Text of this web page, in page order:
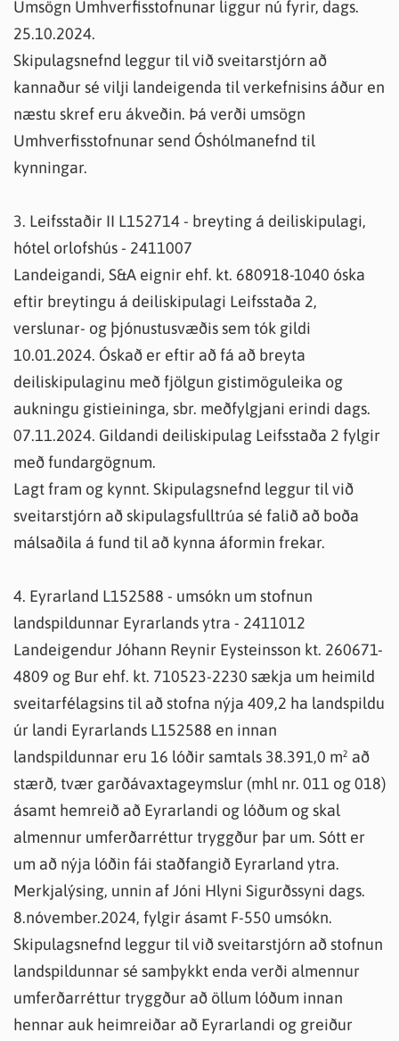
Umsögn Umhverfisstofnunar liggur nú fyrir, dags.
25.10.2024.
Skipulagsnefnd leggur til við sveitarstjórn að
kannaður sé vilji landeigenda til verkefnisins áður en
næstu skref eru ákveðin. Þá verði umsögn
Umhverfisstofnunar send Óshólmanefnd til
kynningar.
3. Leifsstaðir II L152714 - breyting á deiliskipulagi,
hótel orlofshús - 2411007
Landeigandi, S&A eignir ehf. kt. 680918-1040 óska
eftir breytingu á deiliskipulagi Leifsstaða 2,
verslunar- og þjónustusvæðis sem tók gildi
10.01.2024. Óskað er eftir að fá að breyta
deiliskipulaginu með fjölgun gistimöguleika og
aukningu gistieininga, sbr. meðfylgjani erindi dags.
07.11.2024. Gildandi deiliskipulag Leifsstaða 2 fylgir
með fundargögnum.
Lagt fram og kynnt. Skipulagsnefnd leggur til við
sveitarstjórn að skipulagsfulltrúa sé falið að boða
málsaðila á fund til að kynna áformin frekar.
4. Eyrarland L152588 - umsókn um stofnun
landspildunnar Eyrarlands ytra - 2411012
Landeigendur Jóhann Reynir Eysteinsson kt. 260671-
4809 og Bur ehf. kt. 710523-2230 sækja um heimild
sveitarfélagsins til að stofna nýja 409,2 ha landspildu
úr landi Eyrarlands L152588 en innan
landspildunnar eru 16 lóðir samtals 38.391,0 m² að
stærð, tvær garðávaxtageymslur (mhl nr. 011 og 018)
ásamt hemreið að Eyrarlandi og lóðum og skal
almennur umferðarréttur tryggður þar um. Sótt er
um að nýja lóðin fái staðfangið Eyrarland ytra.
Merkjalýsing, unnin af Jóni Hlyni Sigurðssyni dags.
8.nóvember.2024, fylgir ásamt F-550 umsókn.
Skipulagsnefnd leggur til við sveitarstjórn að stofnun
landspildunnar sé samþykkt enda verði almennur
umferðarréttur tryggður að öllum lóðum innan
hennar auk heimreiðar að Eyrarlandi og greiður